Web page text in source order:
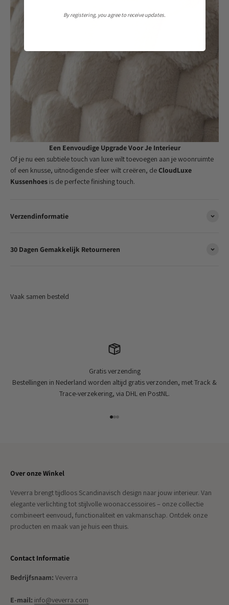
Een Eenvoudige Upgrade Voor Je Interieur
Of je nu een subtiele touch van luxe wilt toevoegen aan je woonruimte
of een knusse, uitnodigende sfeer wilt creëren, deCloudLuxe
Kussenhoes is de perfecte finishing touch.
Verzendinformatie
30 Dagen Gemakkelijk Retourneren
Gratis verzending
Bestellingen in Nederland worden altijd gratis verzonden, met Track &
Trace-verzekering, via DHL en PostNL.
Over onze Winkel
Veverra brengt tijdloos Scandinavisch design naar jouw interieur. Van
elegante verlichting tot stijlvolle woonaccessoires – onze collectie
combineert eenvoud, functionaliteit en vakmanschap. Ontdek onze
producten en maak van je huis een thuis.
Contact Informatie
Bedrijfsnaam: Veverra
E-mail: info@veverra.com
By registering, you agree to receive updates.